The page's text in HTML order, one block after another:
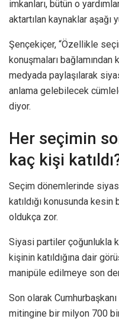
imkanları, bütün o
aktartılan kaynaklar aşağı
Şençekiçer, “Özellikle
konuşmaları bağlamından
medyada paylaşılarak
anlama gelebilecek
diyor.
Her seçimin
kaç kişi
Seçim dönemlerinde
katıldığı konusunda
oldukça zor.
Siyasi partiler çoğunlukla
kişinin katıldığına dair
manipüle edilmeye son
Son olarak
mitingine bir milyon 700